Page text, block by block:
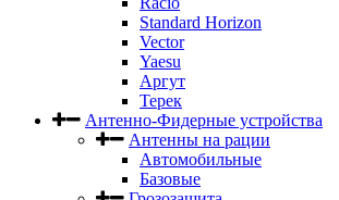
Standard Horizon
Vector
Yaesu
Аргут
Терек
Антенно-Фидерные устройства
Антенны на рации
Автомобильные
Базовые